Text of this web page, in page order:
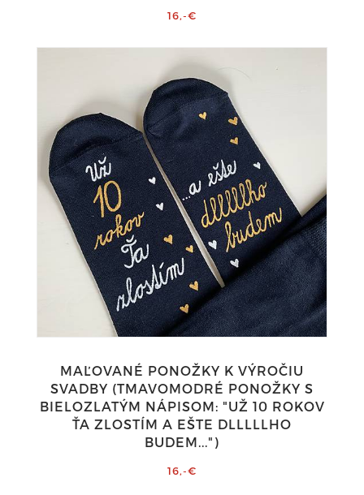
16,-€
MAĽOVANÉ PONOŽKY K VÝROČIU
SVADBY (TMAVOMODRÉ PONOŽKY S
BIELOZLATÝM NÁPISOM: "UŽ 10 ROKOV
ŤA ZLOSTÍM A EŠTE DLLLLLHO
BUDEM...")
16,-€